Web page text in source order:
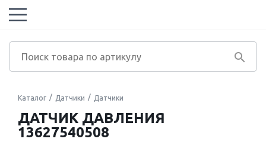
Каталог Датчики Датчики
ДАТЧИК ДАВЛЕНИЯ
13627540508